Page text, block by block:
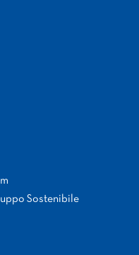
Sostenibile